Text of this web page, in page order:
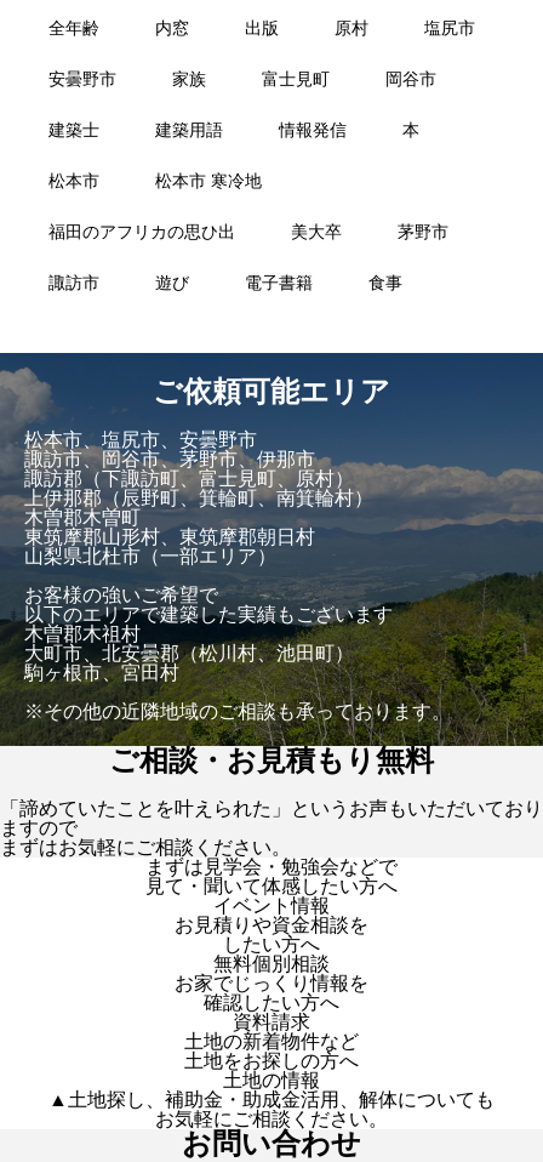
全年齢 内窓 出版 原村 塩尻市
安曇野市 家族 富士見町 岡谷市
建築士 建築用語 情報発信 本
松本市 松本市 寒冷地
福田のアフリカの思ひ出 美大卒 茅野市
諏訪市 遊び 電子書籍 食事
ご依頼可能エリア
松本市、塩尻市、安曇野市
諏訪市、岡谷市、茅野市、伊那市
諏訪郡（下諏訪町、富士見町、原村）
上伊那郡（辰野町、箕輪町、南箕輪村）
木曽郡木曽町
東筑摩郡山形村、東筑摩郡朝日村
山梨県北杜市（一部エリア）
お客様の強いご希望で
以下のエリアで建築した実績もございます
木曽郡木祖村
大町市、北安曇郡（松川村、池田町）
駒ヶ根市、宮田村
※その他の近隣地域のご相談も承っております。
ご相談・お見積もり無料
「諦めていたことを叶えられた」というお声もいただいており
ますので
まずはお気軽にご相談ください。
まずは見学会・勉強会などで
見て・聞いて体感したい方へ
イベント情報
お見積りや資金相談を
したい方へ
無料個別相談
お家でじっくり情報を
確認したい方へ
資料請求
土地の新着物件など
土地をお探しの方へ
土地の情報
▲土地探し、補助金・助成金活用、解体についても
お気軽にご相談ください。
お問い合わせ